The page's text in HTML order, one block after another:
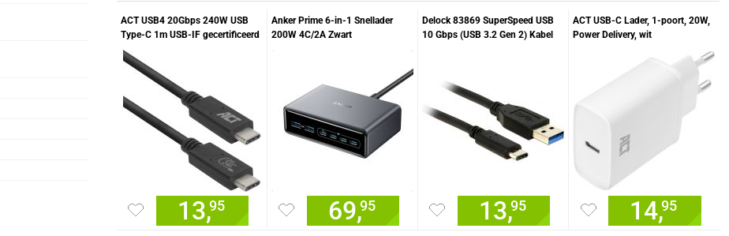
ACT USB4 20Gbps 240W USB
Type-C 1m USB-IF gecertificeerd
13,95
Anker Prime 6-in-1 Snellader
200W 4C/2A Zwart
69,95
Delock 83869 SuperSpeed USB
10 Gbps (USB 3.2 Gen 2) Kabel
13,95
ACT USB-C Lader, 1-poort, 20W,
Power Delivery, wit
14,95